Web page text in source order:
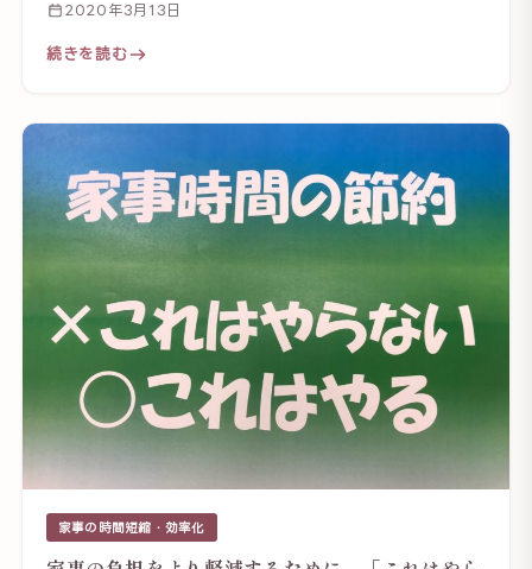
2020年3月13日
続きを読む
家事の時間短縮・効率化